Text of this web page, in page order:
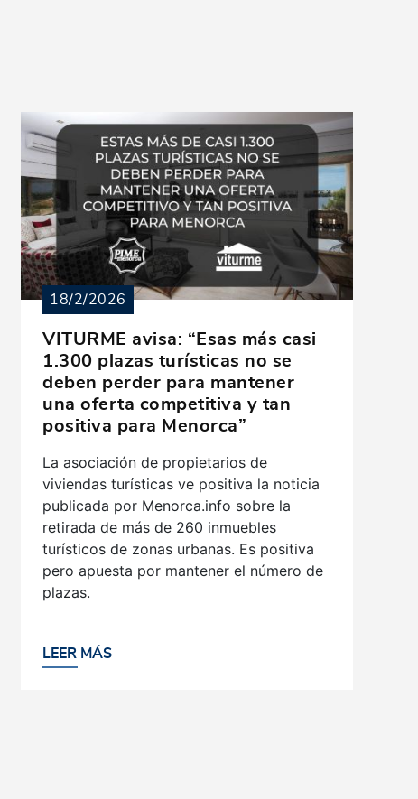
VITURME avisa: “Esas más casi
1.300 plazas turísticas no se
deben perder para mantener
una oferta competitiva y tan
positiva para Menorca”
18/2/2026
La asociación de propietarios de
viviendas turísticas ve positiva la noticia
publicada por Menorca.info sobre la
retirada de más de 260 inmuebles
turísticos de zonas urbanas. Es positiva
pero apuesta por mantener el número de
plazas.
LEER MÁS